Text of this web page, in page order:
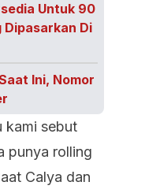
Untuk 90
Dipasarkan Di
Ini, Nomor
kami sebut
punya rolling
Calya dan